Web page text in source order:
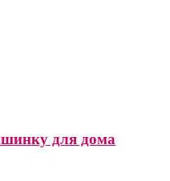
для дома